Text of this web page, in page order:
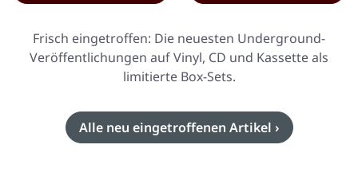
Frisch eingetroffen: Die neuesten Underground-
Veröffentlichungen auf Vinyl, CD und Kassette als
limitierte Box-Sets.
Alle neu eingetroffenen Artikel ›